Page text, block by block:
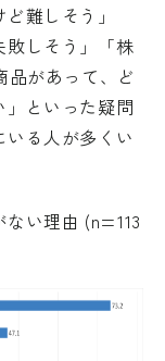
難しそう」
敗しそう」「株
があって、ど
といった疑問
る人が多くい
い理由 (n=113